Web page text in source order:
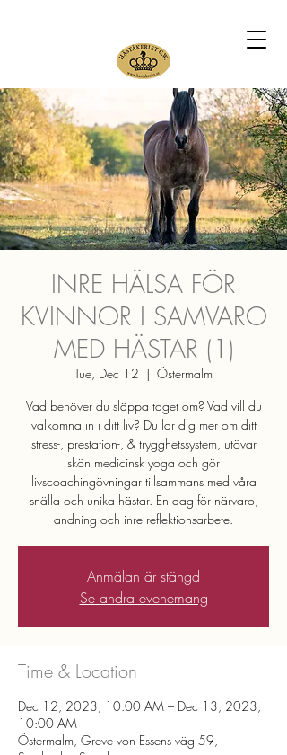
INRE HÄLSA FÖR
KVINNOR I SAMVARO
MED HÄSTAR (1)
Tue, Dec 12
  |
Östermalm
Vad behöver du släppa taget om? Vad vill du
välkomna in i ditt liv? Du lär dig mer om ditt
stress-, prestation-, & trygghetssystem, utövar
skön medicinsk yoga och gör
livscoachingövningar tillsammans med våra
snälla och unika hästar. En dag för närvaro,
andning och inre reflektionsarbete.
Anmälan är stängd
Se andra evenemang
Time & Location
Dec 12, 2023, 10:00 AM – Dec 13, 2023,
10:00 AM
Östermalm, Greve von Essens väg 59,